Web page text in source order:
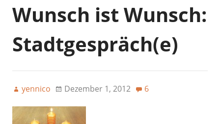
Wunsch ist Wunsch:
Stadtgespräch(e)
yennico Dezember 1, 2012 6